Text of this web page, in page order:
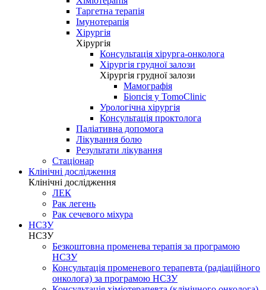
Таргетна терапія
Імунотерапія
Хірургія
Хірургія
Консультація хірурга-онколога
Хірургія грудної залози
Хірургія грудної залози
Мамографія
Біопсія у TomoClinic
Урологічна хірургія
Консультація проктолога
Паліативна допомога
Лікування болю
Результати лікування
Стаціонар
Клінічні дослідження
Клінічні дослідження
ЛЕК
Рак легень
Рак сечевого міхура
НСЗУ
НСЗУ
Безкоштовна променева терапія за програмою
НСЗУ
Консультація променевого терапевта (радіаційного
онколога) за програмою НСЗУ